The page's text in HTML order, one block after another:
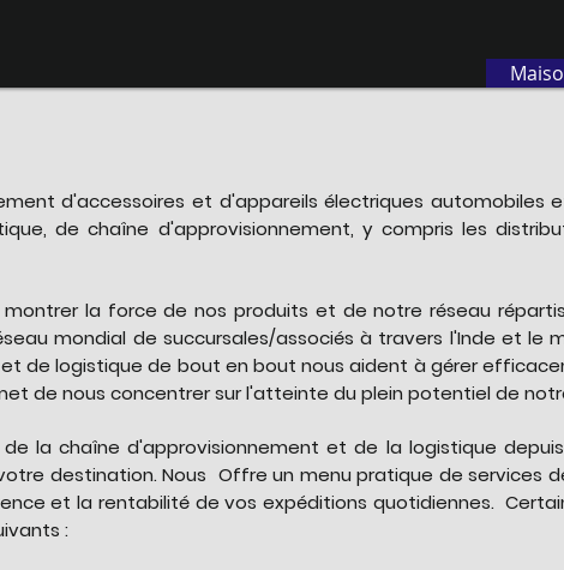
d'accessoires et d'appareils électriques automobiles
de chaîne d'approvisionnement, y compris les
la force de nos produits et de notre réseau
mondial de succursales/associés à travers l'Inde et le
de logistique de bout en bout nous aident à gérer
de nous concentrer sur l'atteinte du plein potentiel de
de la chaîne d'approvisionnement et de la logistique
destination. Nous Offre un menu pratique de services
et la rentabilité de vos expéditions quotidiennes.
: